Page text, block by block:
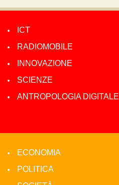
ICT
RADIOMOBILE
INNOVAZIONE
SCIENZE
ANTROPOLOGIA DIGITALE
ECONOMIA
POLITICA